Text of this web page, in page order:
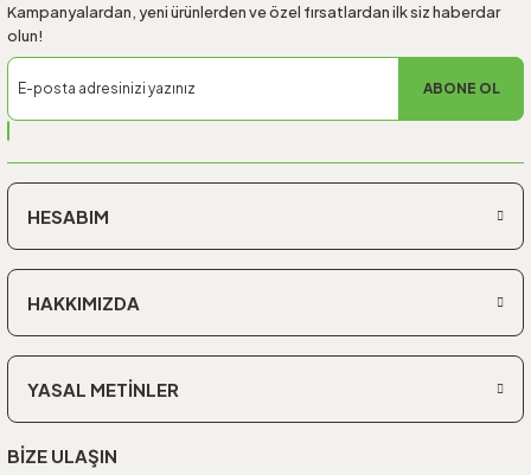
Kampanyalardan, yeni ürünlerden ve özel fırsatlardan ilk siz haberdar
olun!
ABONE OL
HESABIM
HAKKIMIZDA
YASAL METİNLER
BİZE ULAŞIN